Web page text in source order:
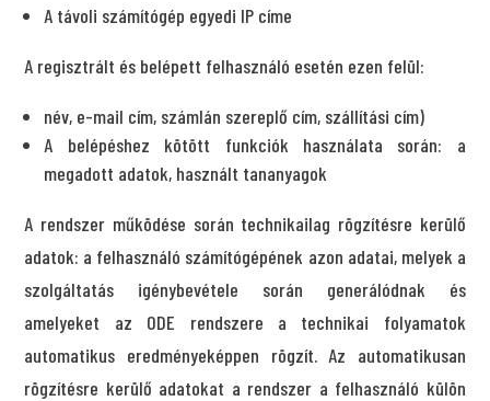
A távoli számítógép egyedi IP címe
A regisztrált és belépett felhasználó esetén ezen felül:
név, e-mail cím, számlán szereplő cím, szállítási cím)
A belépéshez kötött funkciók használata során: a
megadott adatok, használt tananyagok
A rendszer működése során technikailag rögzítésre kerülő
adatok: a felhasználó számítógépének azon adatai, melyek a
szolgáltatás igénybevétele során generálódnak és
amelyeket az ODE rendszere a technikai folyamatok
automatikus eredményeképpen rögzít. Az automatikusan
rögzítésre kerülő adatokat a rendszer a felhasználó külön